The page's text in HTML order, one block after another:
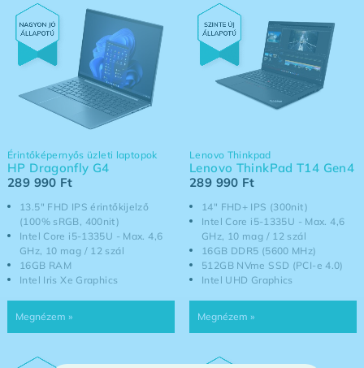
13.5" FHD IPS érintőkijelző
(100% sRGB, 400nit)
Intel Core i5-1335U - Max. 4,6
GHz, 10 mag / 12 szál
16GB RAM
Intel Iris Xe Graphics
Érintőképernyős üzleti laptopok
HP Dragonfly G4
289 990 Ft
14" FHD+ IPS (300nit)
Intel Core i5-1335U - Max. 4,6
GHz, 10 mag / 12 szál
16GB DDR5 (5600 MHz)
512GB NVme SSD (PCI-e 4.0)
Intel UHD Graphics
Lenovo Thinkpad
Lenovo ThinkPad T14 Gen4
289 990 Ft